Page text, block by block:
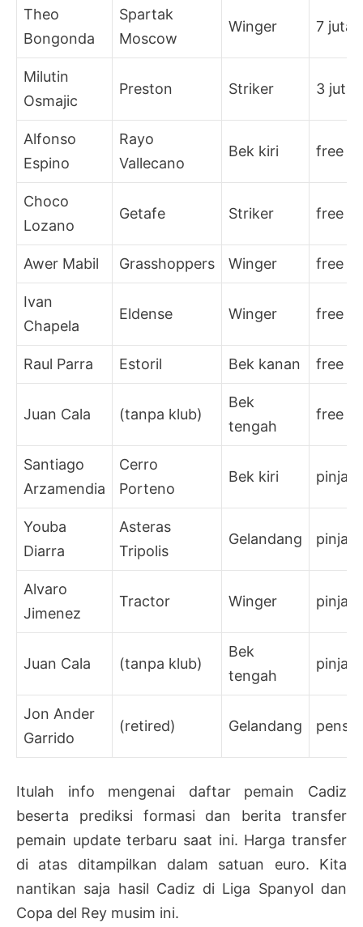
Theo
Bongonda
Spartak
Moscow
Winger 7 juta
Milutin
Osmajic
Preston Striker 3 juta
Alfonso
Espino
Rayo
Vallecano
Bek kiri free
Choco
Lozano
Getafe Striker free
Awer Mabil Grasshoppers Winger free
Ivan
Chapela
Eldense Winger free
Raul Parra Estoril Bek kanan free
Juan Cala (tanpa klub)
Bek
tengah
free
Santiago
Arzamendia
Cerro
Porteno
Bek kiri pinjam
Youba
Diarra
Asteras
Tripolis
Gelandang pinjam
Alvaro
Jimenez
Tractor Winger pinjam
Juan Cala (tanpa klub)
Bek
tengah
pinjam
Jon Ander
Garrido
(retired) Gelandang
Itulah info mengenai daftar pemain Cadiz
beserta prediksi formasi dan berita transfer
pemain update terbaru saat ini. Harga transfer
di atas ditampilkan dalam satuan euro. Kita
nantikan saja hasil Cadiz di Liga Spanyol dan
Copa del Rey musim ini.